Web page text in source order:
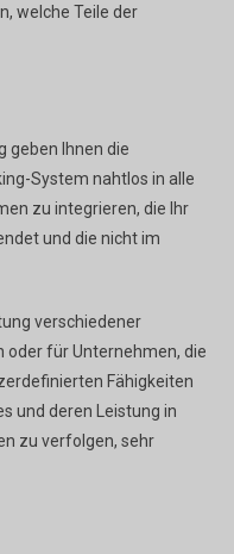
welche Teile der
geben Ihnen die
System nahtlos in alle
zu integrieren, die Ihr
und die nicht im
verschiedener
oder für Unternehmen, die
Fähigkeiten
und deren Leistung in
zu verfolgen, sehr